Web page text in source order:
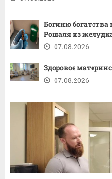
Богиню
Рошаля из
07.08.2026
Здоровое
07.08.2026